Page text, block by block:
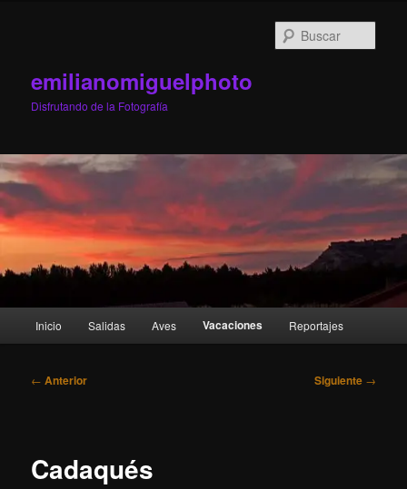
emilianomiguelphoto
Disfrutando de la Fotografía
Inicio Salidas Aves Vacaciones Reportajes
Navegación
← Anterior Siguiente →
Cadaqués